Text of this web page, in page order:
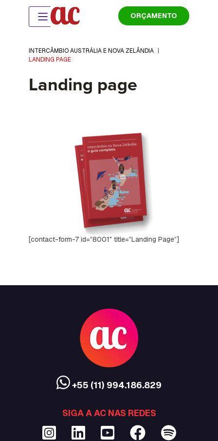
ORÇAMENTO
INTERCÂMBIO AUSTRÁLIA E NOVA ZELÂNDIA
LANDING PAGE
Landing page
[contact-form-7 id=”8001″ title=”Landing Page”]
+55 (11) 994.186.829
SIGA A AC NAS REDES